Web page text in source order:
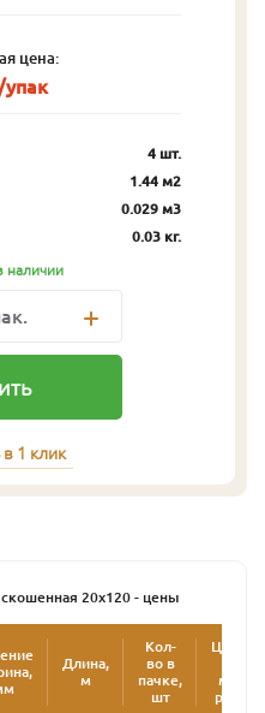
цена:
упак
4 шт.
1.44 м2
0.029 м3
0.03 кг.
наличии
в 1 клик
20х120 - цены
Длина,
м
Кол-
во в
пачке,
шт
Цена
м
руб.